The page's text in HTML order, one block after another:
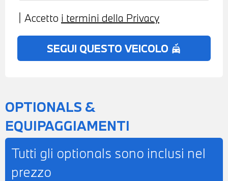
RETROVISORE INTERNO
AUTOANABBAGLIANTE - POSSIBILITA' DI
PROVA - POSSIBILITA' DI PERMUTA -
IMPORTO
Accetto i termini della Privacy
SEGUI QUESTO VEICOLO no_crash
OPTIONALS &
EQUIPAGGIAMENTI
Tutti gli optionals sono inclusi nel
prezzo